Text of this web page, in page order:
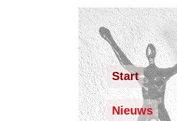
Start
Nieuws